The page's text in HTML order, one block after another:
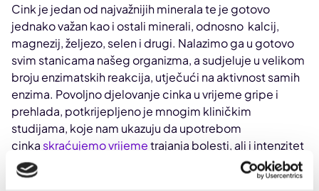
Cink je jedan od najvažnijih minerala te je gotovo
jednako važan kao i ostali minerali, odnosno kalcij,
magnezij, željezo, selen i drugi. Nalazimo ga u gotovo
svim stanicama našeg organizma, a sudjeluje u velikom
broju enzimatskih reakcija, utječući na aktivnost samih
enzima. Povoljno djelovanje cinka u vrijeme gripe i
prehlada, potkrijepljeno je mnogim kliničkim
studijama, koje nam ukazuju da upotrebom
cinka skraćujemo vrijemetrajanja bolesti, ali i intenzitet
simptoma.